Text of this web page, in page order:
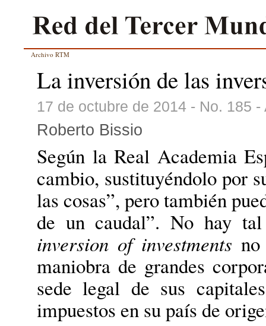
Archivo RTM
La inversión de las
17 de octubre de 2014 - No. 185 -
Roberto Bissio
Según la Real Academia
cambio, sustituyéndolo por
las cosas”, pero también
de un caudal”. No hay
inversion of investments
maniobra de grandes
sede legal de sus
impuestos en su país de